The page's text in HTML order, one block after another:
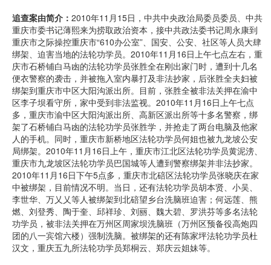
追查案由简介： 2010年11月15日，中共中央政治局委员委员、中共
重庆市委书记薄熙来为捞取政治资本，接中共政法委书记周永康到
重庆市之际操控重庆市“610办公室”、国安、公安、社区等人员大肆
绑架、迫害当地的法轮功学员。2010年11月16日上午七点左右，重
庆市石桥铺白马凼的法轮功学员张胜全在刚出家门时，遭到十几名
便衣警察的袭击，并被拖入室内暴打及非法抄家，后张胜全夫妇被
绑架到重庆市中区大阳沟派出所。目前，张胜全被非法关押在渝中
区李子坝看守所，家中受到非法监视。2010年11月16日上午七点
多，重庆市渝中区大阳沟派出所、高新区派出所等十多名警察，绑
架了石桥铺白马凼的法轮功学员张胜学，并抢走了两台电脑及他家
人的手机。同时，重庆市新桥地区法轮功学员何姐也被九龙坡公安
局绑架。2010年11月16日上午，重庆市江北区法轮功学员黄泥滂、
重庆市九龙坡区法轮功学员巴国城等人遭到警察绑架并非法抄家。
2010年11月16日下午5点多，重庆市北碚区法轮功学员张晓庆在家
中被绑架，目前情况不明。当日，还有法轮功学员胡本贤、小吴、
李世华、万乂乂等人被绑架到北碚望乡台洗脑班迫害；何远莲、熊
燃、刘登秀、陶于奎、邱祥珍、刘丽、魏大碧、罗洪芬等多名法轮
功学员，被非法关押在万州区周家坝洗脑班（万州区预备役高炮四
团的八一宾馆六楼）强制洗脑。被绑架的还有陈家坪法轮功学员杜
汉文，重庆五九所法轮功学员郑桐云、郑庆云姐妹等。